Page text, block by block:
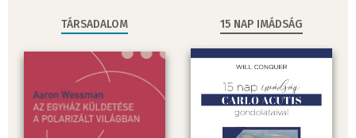
TÁRSADALOM 15 NAP IMÁDSÁG